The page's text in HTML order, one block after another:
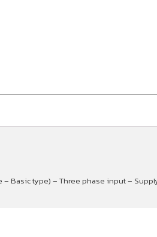
Basic type) – Three phase input –